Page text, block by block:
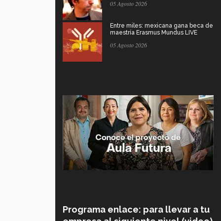
05 Agosto 2026
Entre miles: mexicana gana beca de
maestría Erasmus Mundus LIVE
05 Agosto 2026
Programa enlace: para llevar a tu